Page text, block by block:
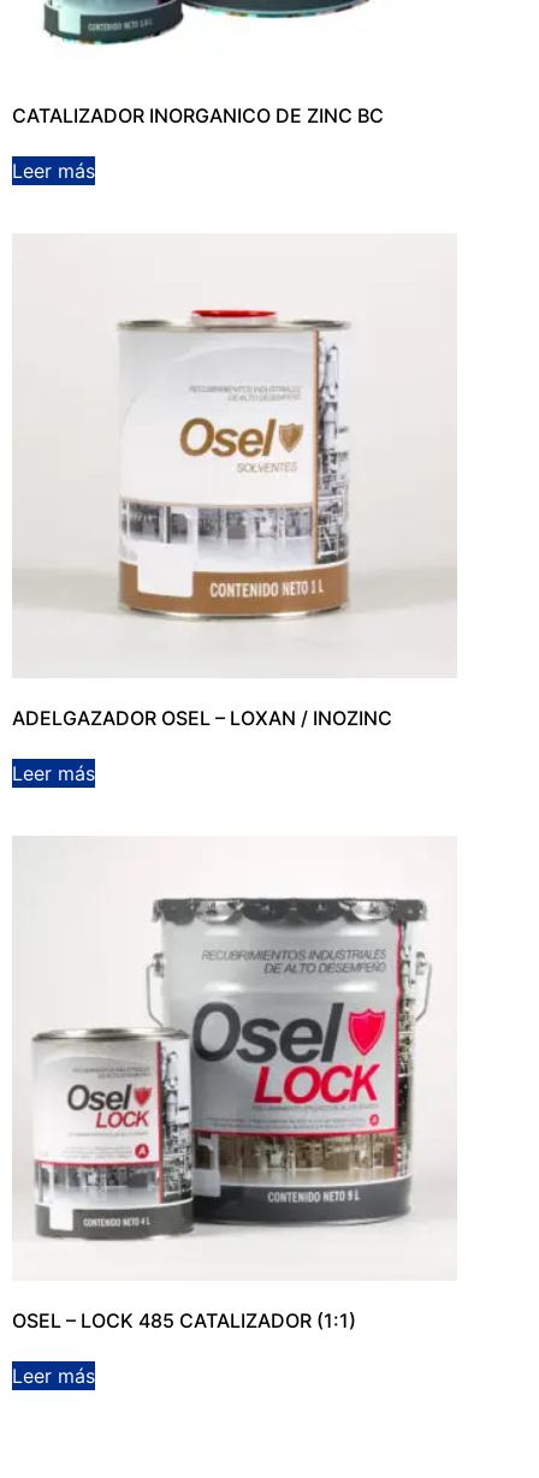
CATALIZADOR INORGANICO DE ZINC BC
Leer más
ADELGAZADOR OSEL – LOXAN / INOZINC
Leer más
OSEL – LOCK 485 CATALIZADOR (1:1)
Leer más